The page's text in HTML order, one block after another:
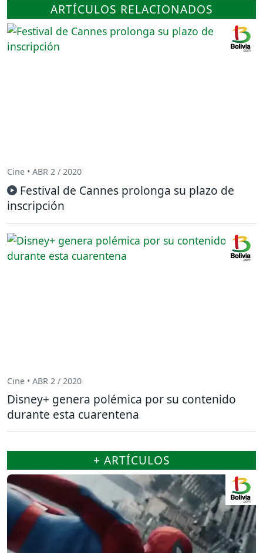
ARTÍCULOS RELACIONADOS
Cine • ABR 2 / 2020
Festival de Cannes prolonga su plazo de
inscripción
Cine • ABR 2 / 2020
Disney+ genera polémica por su contenido
durante esta cuarentena
+ ARTÍCULOS